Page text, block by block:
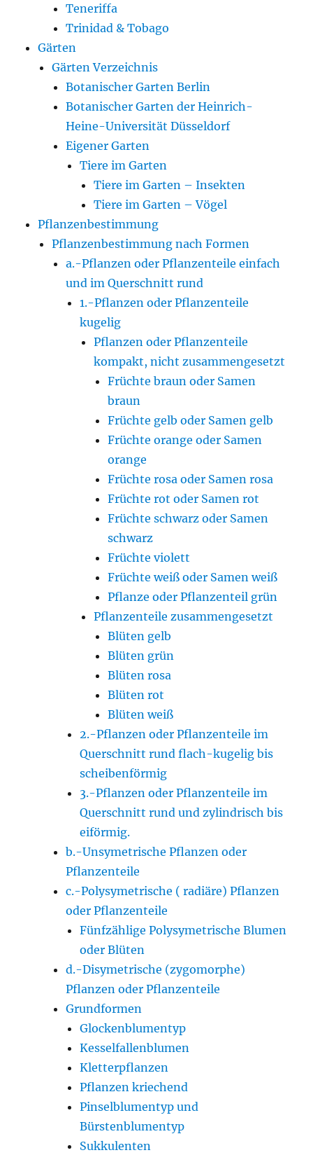
Teneriffa
Trinidad & Tobago
Gärten
Gärten Verzeichnis
Botanischer Garten Berlin
Botanischer Garten der Heinrich-
Heine-Universität Düsseldorf
Eigener Garten
Tiere im Garten
Tiere im Garten – Insekten
Tiere im Garten – Vögel
Pflanzenbestimmung
Pflanzenbestimmung nach Formen
a.-Pflanzen oder Pflanzenteile einfach
und im Querschnitt rund
1.-Pflanzen oder Pflanzenteile
kugelig
Pflanzen oder Pflanzenteile
kompakt, nicht zusammengesetzt
Früchte braun oder Samen
braun
Früchte gelb oder Samen gelb
Früchte orange oder Samen
orange
Früchte rosa oder Samen rosa
Früchte rot oder Samen rot
Früchte schwarz oder Samen
schwarz
Früchte violett
Früchte weiß oder Samen weiß
Pflanze oder Pflanzenteil grün
Pflanzenteile zusammengesetzt
Blüten gelb
Blüten grün
Blüten rosa
Blüten rot
Blüten weiß
2.-Pflanzen oder Pflanzenteile im
Querschnitt rund flach-kugelig bis
scheibenförmig
3.-Pflanzen oder Pflanzenteile im
Querschnitt rund und zylindrisch bis
eiförmig.
b.-Unsymetrische Pflanzen oder
Pflanzenteile
c.-Polysymetrische ( radiäre) Pflanzen
oder Pflanzenteile
Fünfzählige Polysymetrische Blumen
oder Blüten
d.-Disymetrische (zygomorphe)
Pflanzen oder Pflanzenteile
Grundformen
Glockenblumentyp
Kesselfallenblumen
Kletterpflanzen
Pflanzen kriechend
Pinselblumentyp und
Bürstenblumentyp
Sukkulenten